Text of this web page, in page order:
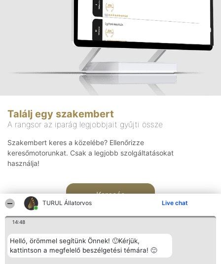
TURUL Állatorvos Live chat
14:48
Helló, örömmel segítünk Önnek! 🙂Kérjük,
kattintson a megfelelő beszélgetési témára! 🙂
Találj egy szakembert
A rangsor az iparág legjobbjait gyűjti össze
Szakembert keres a közelébe? Ellenőrizze
keresőmotorunkat. Csak a legjobb szolgáltatásokat
használja!
Keresés